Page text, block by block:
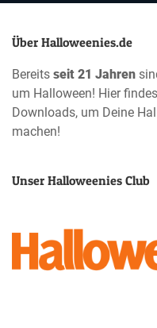
Über Halloweenies.de
Bereits seit 21 Jahren
um Halloween! Hier
Downloads, um Deine
machen!
Unser Halloweenies Club